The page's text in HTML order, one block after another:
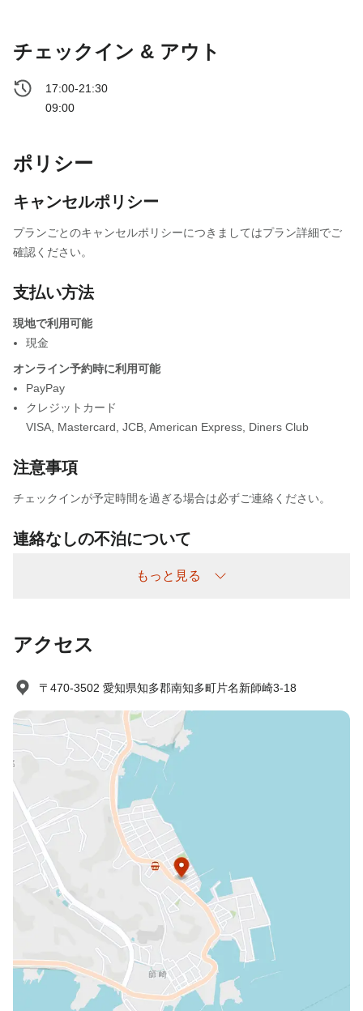
チェックイン & アウト
17:00-21:30
09:00
ポリシー
キャンセルポリシー
プランごとのキャンセルポリシーにつきましてはプラン詳細でご
確認ください。
支払い方法
現地で利用可能
現金
オンライン予約時に利用可能
PayPay
クレジットカード
VISA Mastercard JCB American Express Diners Club
注意事項
チェックインが予定時間を過ぎる場合は必ずご連絡ください。
連絡なしの不泊について
不泊については以下の通り頂戴いたします。
もっと見る
アクセス
〒470-3502 愛知県知多郡南知多町片名新師崎3-18